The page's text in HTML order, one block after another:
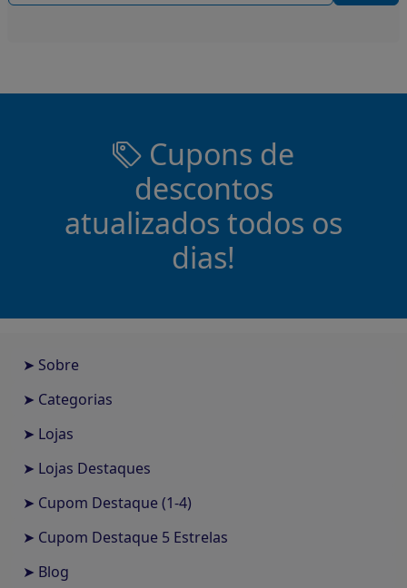
Cupons de
descontos
atualizados todos os
dias!
➤ Sobre
➤ Categorias
➤ Lojas
➤ Lojas Destaques
➤ Cupom Destaque (1-4)
➤ Cupom Destaque 5 Estrelas
➤ Blog